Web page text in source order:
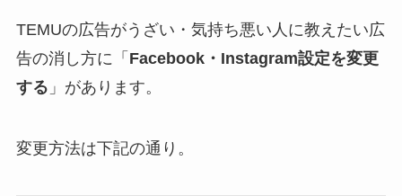
TEMUの広告がうざい・気持ち悪い人に教えたい広
告の消し方に「 Facebook・Instagram設定を変更
する 」があります。
変更方法は下記の通り。